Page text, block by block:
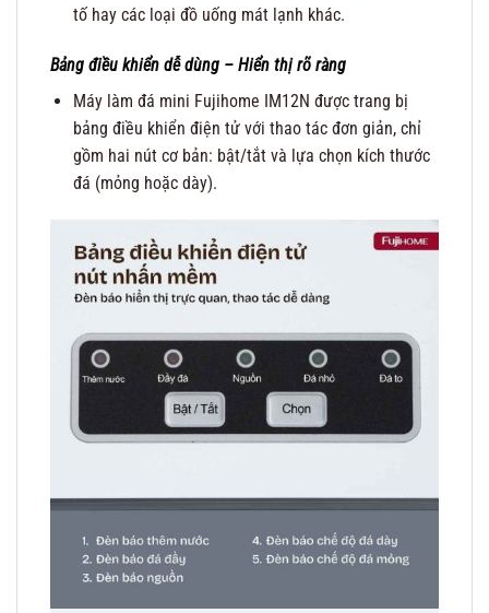
tố hay các loại đồ uống mát lạnh khác.
Bảng điều khiển dễ dùng – Hiển thị rõ ràng
Máy làm đá mini Fujihome IM12N được trang bị
bảng điều khiển điện tử với thao tác đơn giản, chỉ
gồm hai nút cơ bản: bật/tắt và lựa chọn kích thước
đá (mỏng hoặc dày).